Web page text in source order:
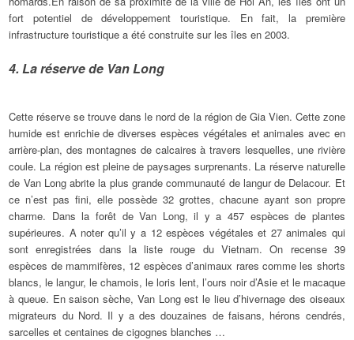
fort potentiel de développement touristique. En fait, la première
infrastructure touristique a été construite sur les îles en 2003.
4. La réserve de Van Long
Cette réserve se trouve dans le nord de la région de Gia Vien. Cette zone
humide est enrichie de diverses espèces végétales et animales avec en
arrière-plan, des montagnes de calcaires à travers lesquelles, une rivière
coule. La région est pleine de paysages surprenants. La réserve naturelle
de Van Long abrite la plus grande communauté de langur de Delacour. Et
ce n’est pas fini, elle possède 32 grottes, chacune ayant son propre
charme. Dans la forêt de Van Long, il y a 457 espèces de plantes
supérieures. A noter qu’il y a 12 espèces végétales et 27 animales qui
sont enregistrées dans la liste rouge du Vietnam. On recense 39
espèces de mammifères, 12 espèces d’animaux rares comme les shorts
blancs, le langur, le chamois, le loris lent, l’ours noir d’Asie et le macaque
à queue. En saison sèche, Van Long est le lieu d’hivernage des oiseaux
migrateurs du Nord. Il y a des douzaines de faisans, hérons cendrés,
sarcelles et centaines de cigognes blanches …